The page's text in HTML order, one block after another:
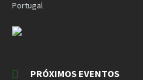
Portugal
PRÓXIMOS EVENTOS